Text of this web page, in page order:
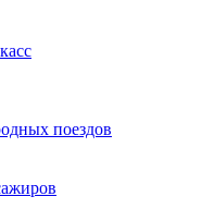
поездов